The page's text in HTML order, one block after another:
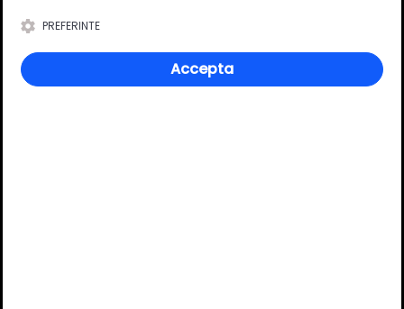
0 (0 review-uri)
PREFERINTE
Accepta